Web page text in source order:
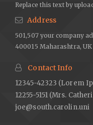
Replace this text by
Address
501,507 your company
400015 Maharashtra, UK
Contact Info
12345-42323 (Lorem
12255-5151 (Mrs.
joe@south.carolin.uni